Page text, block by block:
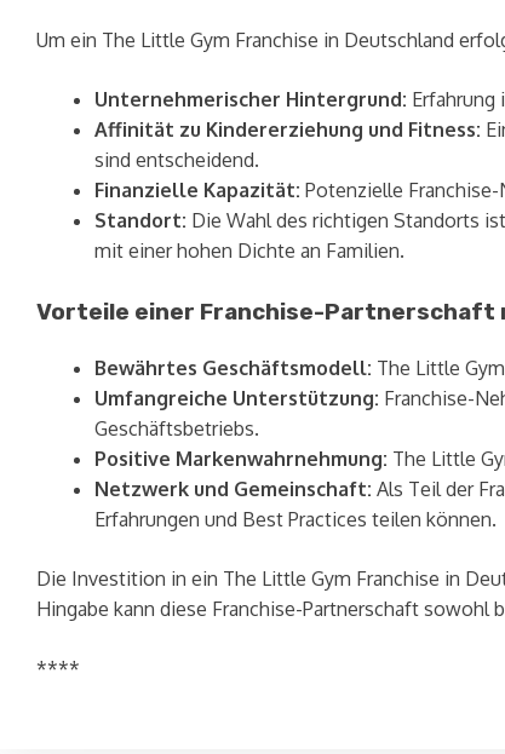
Um ein The Little Gym Franchise in Deutschland
Unternehmerischer Hintergrund: Erfahrung
Affinität zu Kindererziehung und Fitness:
sind entscheidend.
Finanzielle Kapazität: Potenzielle
Standort: Die Wahl des richtigen Standorts
mit einer hohen Dichte an Familien.
Vorteile einer Franchise-Partnerschaft
Bewährtes Geschäftsmodell: The Little
Umfangreiche Unterstützung: Franchise-
Geschäftsbetriebs.
Positive Markenwahrnehmung: The Little
Netzwerk und Gemeinschaft: Als Teil der
Erfahrungen und Best Practices teilen können.
Die Investition in ein The Little Gym Franchise in
Hingabe kann diese Franchise-Partnerschaft sowohl
****